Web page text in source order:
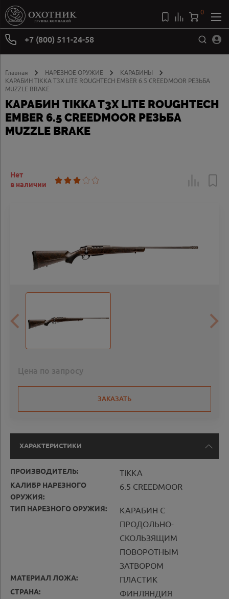
+7 (800) 511-24-58
0
Главная НАРЕЗНОЕ ОРУЖИЕ
КАРАБИНЫ
КАРАБИН TIKKA T3X LITE ROUGHTECH EMBER 6.5 CREEDMOOR РЕЗЬБА
MUZZLE BRAKE
КАРАБИН TIKKA T3X LITE ROUGHTECH
EMBER 6.5 CREEDMOOR РЕЗЬБА
MUZZLE BRAKE
Нет
в наличии
Цена по запросу
ЗАКАЗАТЬ
ХАРАКТЕРИСТИКИ
ПРОИЗВОДИТЕЛЬ: TIKKA
КАЛИБР НАРЕЗНОГО
ОРУЖИЯ:
6.5 CREEDMOOR
ТИП НАРЕЗНОГО ОРУЖИЯ:
КАРАБИН С
ПРОДОЛЬНО-
СКОЛЬЗЯЩИМ
ПОВОРОТНЫМ
ЗАТВОРОМ
МАТЕРИАЛ ЛОЖА: ПЛАСТИК
СТРАНА: ФИНЛЯНДИЯ